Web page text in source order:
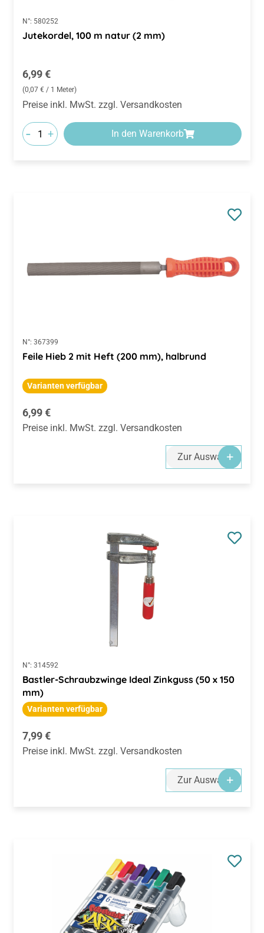
N°: 580252
Jutekordel, 100 m natur (2 mm)
Regulärer Preis:
6,99 €
(0,07 € / 1 Meter)
Preise inkl. MwSt. zzgl. Versandkosten
- + In den Warenkorb
N°: 367399
Feile Hieb 2 mit Heft (200 mm), halbrund
Varianten verfügbar
Regulärer Preis:
6,99 €
Preise inkl. MwSt. zzgl. Versandkosten
Zur Auswahl
N°: 314592
Bastler-Schraubzwinge Ideal Zinkguss (50 x 150
mm)
Varianten verfügbar
Regulärer Preis:
7,99 €
Preise inkl. MwSt. zzgl. Versandkosten
Zur Auswahl